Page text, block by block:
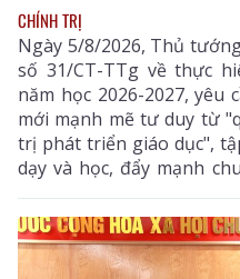
CHÍNH TRỊ
Ngày 5/8/2026, Thủ
số 31/CT-TTg về thực
năm học 2026-2027, yêu
mới mạnh mẽ tư duy từ
trị phát triển giáo dục",
dạy và học, đẩy mạnh
thành tích, bảo đảm đủ
vật chất và xây dựng
hiện đại, đáp ứng yêu
chất lượng cao.